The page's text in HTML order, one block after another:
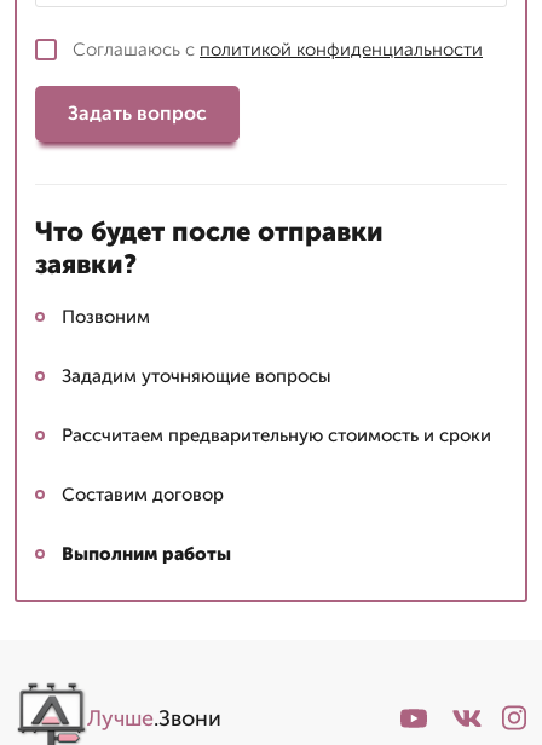
Соглашаюсь с политикой конфиденциальности
Задать вопрос
Что будет после отправки
заявки?
Позвоним
Зададим уточняющие вопросы
Рассчитаем предварительную стоимость и сроки
Составим договор
Выполним работы
Лучше.Звони